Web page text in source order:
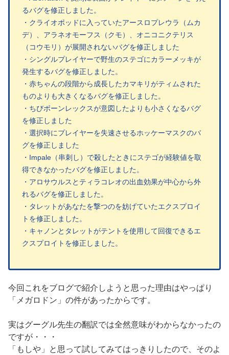
るバグを修正しました。
・クライオポッドに入っていたアースロプレウラ（ムカ
デ）、アラネオモーフス（クモ）、オニコニクテリス
（コウモリ）が展開されないバグを修正しました
・シングルプレイヤーで野生のステゴにカラーメッキが
発生するバグを修正しました。
・赤ちゃんの段階から成長したカマキリがティムされた
ものよりも大きくなるバグを修正しました。
・ちびボーンレックスが意図したよりも小さくなるバグ
を修正しました
・選択時にプレイヤーを失速させるホッケーマスクのバ
グを修正しました
・Impale（串刺し）で殺したときにステゴが経験値を取
得できなかったバグを修正しました。
・アロサウルスとティラコレオの出血効果が中心から外
れるバグを修正しました。
・タレットがあなたを撃つのを妨げていたエクスプロイ
トを修正しました。
・キャノンとタレットがテントを使用して回復できるエ
クスプロイトを修正しました。
今回これをブログで紹介しようと思った理由はやっぱり
「メガロドン」の件があったからです。
実はグーグル先生の翻訳では全然意味がわからなかったの
ですが・・・
「もしや」と思って試してみてはっきりしたので、そのよ